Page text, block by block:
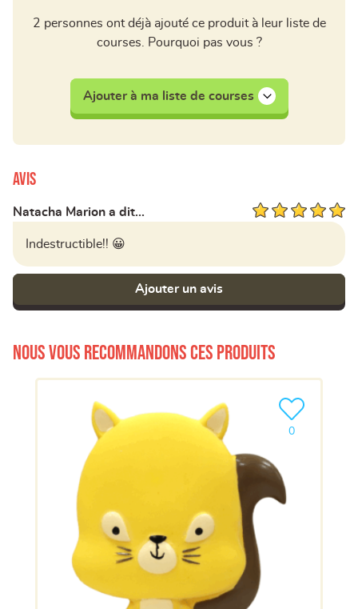
2 personnes ont déjà ajouté ce produit à leur liste de
courses. Pourquoi pas vous ?
Ajouter à ma liste de courses
Avis
Natacha Marion a dit...
Indestructible!! 😀
Ajouter un avis
Nous vous recommandons ces produits
0
Ajouter le